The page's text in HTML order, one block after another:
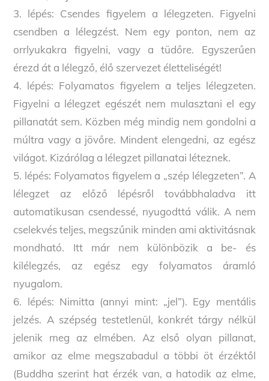
3. lépés: Csendes figyelem a lélegzeten. Figyelni
csendben a lélegzést. Nem egy ponton, nem az
orrlyukakra figyelni, vagy a tüdőre. Egyszerűen
érezd át a lélegző, élő szervezet életteliségét!
4. lépés: Folyamatos figyelem a teljes lélegzeten.
Figyelni a lélegzet egészét nem mulasztani el egy
pillanatát sem. Közben még mindig nem gondolni a
múltra vagy a jövőre. Mindent elengedni, az egész
világot. Kizárólag a lélegzet pillanatai léteznek.
5. lépés: Folyamatos figyelem a „szép lélegzeten”. A
lélegzet az előző lépésről továbbhaladva itt
automatikusan csendessé, nyugodttá válik. A nem
cselekvés teljes, megszűnik minden ami aktivitásnak
mondható. Itt már nem különbözik a be- és
kilélegzés, az egész egy folyamatos áramló
nyugalom.
6. lépés: Nimitta (annyi mint: „jel”). Egy mentális
jelzés. A szépség testetlenül, konkrét tárgy nélkül
jelenik meg az elmében. Az első olyan pillanat,
amikor az elme megszabadul a többi öt érzéktől
(Buddha szerint hat érzék van, a hatodik az elme,